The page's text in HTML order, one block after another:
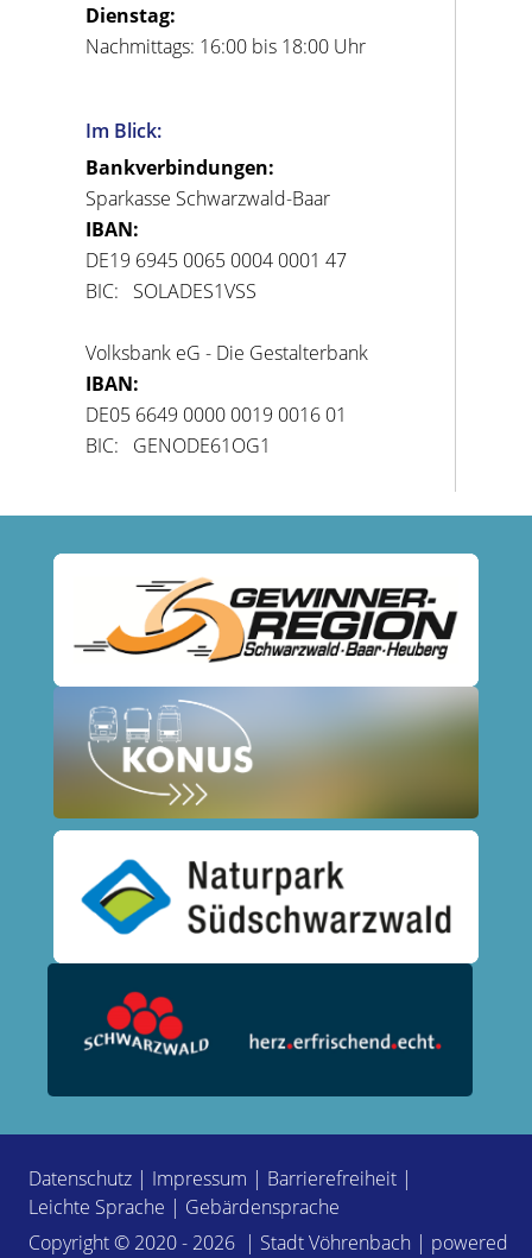
Dienstag:
Nachmittags: 16:00 bis 18:00 Uhr
Im Blick:
Bankverbindungen:
Sparkasse Schwarzwald-Baar
IBAN:
DE19 6945 0065 0004 0001 47
BIC: SOLADES1VSS
Volksbank eG - Die Gestalterbank
IBAN:
DE05 6649 0000 0019 0016 01
BIC: GENODE61OG1
Datenschutz | Impressum | Barrierefreiheit |
Leichte Sprache | Gebärdensprache
Copyright © 2020 - 2026 | Stadt Vöhrenbach | powered